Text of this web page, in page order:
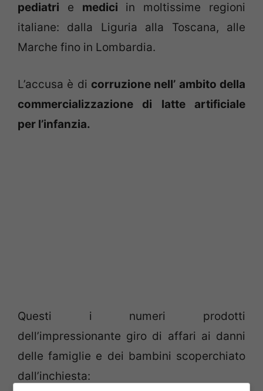
pediatri e medici in moltissime regioni
italiane: dalla Liguria alla Toscana, alle
Marche fino in Lombardia.
L’accusa è di corruzione nell’ ambito della
commercializzazione di latte artificiale
per l’infanzia.
Questi i numeri prodotti
dell’impressionante giro di affari ai danni
delle famiglie e dei bambini scoperchiato
dall’inchiesta: